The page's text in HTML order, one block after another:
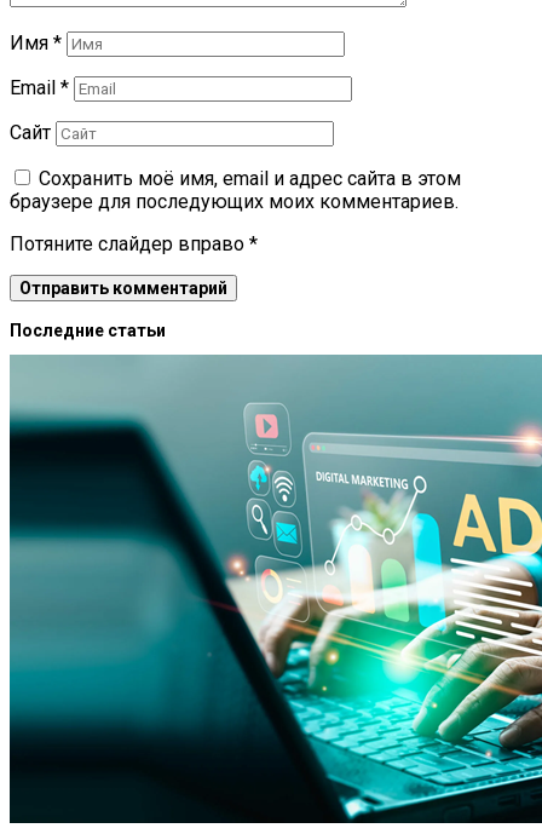
Имя *
Email *
Сайт
Сохранить моё имя, email и адрес сайта в этом
браузере для последующих моих комментариев.
Потяните слайдер вправо *
Последние статьи